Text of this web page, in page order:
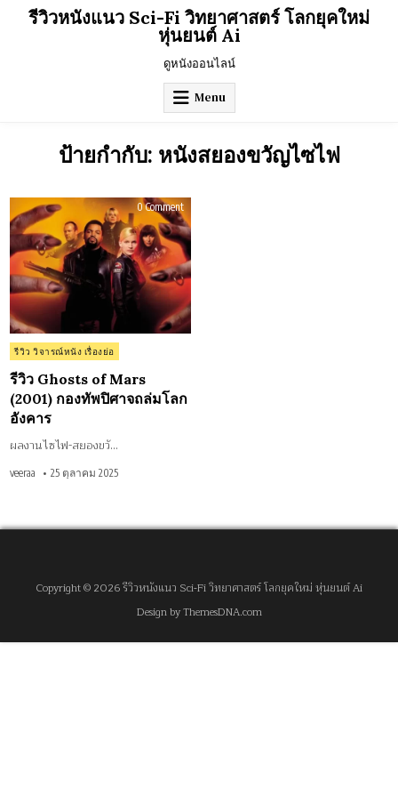
รีวิวหนังแนว Sci-Fi วิทยาศาสตร์ โลกยุคใหม่
หุ่นยนต์ Ai
ดูหนังออนไลน์
Menu
ป้ายกำกับ: หนังสยองขวัญไซไฟ
0 Commenton
รีวิว
Ghosts
of
Mars
(2001)
กองทัพ
ปิศาจ
ถล่ม
โลก
อังคาร
Posted
in
รีวิว วิจารณ์หนัง เรื่องย่อ
รีวิว Ghosts of Mars
(2001) กองทัพปิศาจถล่มโลก
อังคาร
ผลงานไซไฟ-สยองขวั…
veeraa 25 ตุลาคม 2025
Copyright © 2026 รีวิวหนังแนว Sci-Fi วิทยาศาสตร์ โลกยุคใหม่ หุ่นยนต์ Ai
Design by ThemesDNA.com